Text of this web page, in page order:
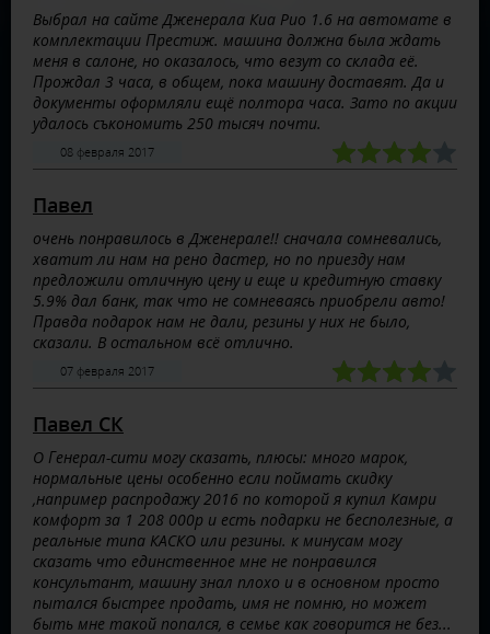
Выбрал на сайте Дженерала Киа Рио 1.6 на автомате в
комплектации Престиж. машина должна была ждать
меня в салоне, но оказалось, что везут со склада её.
Прождал 3 часа, в общем, пока машину доставят. Да и
документы оформляли ещё полтора часа. Зато по акции
удалось съкономить 250 тысяч почти.
08 февраля 2017
Павел
очень понравилось в Дженерале!! сначала сомневались,
хватит ли нам на рено дастер, но по приезду нам
предложили отличную цену и еще и кредитную ставку
5.9% дал банк, так что не сомневаясь приобрели авто!
Правда подарок нам не дали, резины у них не было,
сказали. В остальном всё отлично.
07 февраля 2017
Павел СК
О Генерал-сити могу сказать, плюсы: много марок,
нормальные цены особенно если поймать скидку
,например распродажу 2016 по которой я купил Камри
комфорт за 1 208 000р и есть подарки не бесполезные, а
реальные типа КАСКО или резины. к минусам могу
сказать что единственное мне не понравился
консультант, машину знал плохо и в основном просто
пытался быстрее продать, имя не помню, но может
быть мне такой попался, в семье как говорится не без...